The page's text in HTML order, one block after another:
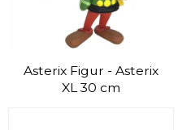
Asterix Figur - Asterix
XL 30 cm